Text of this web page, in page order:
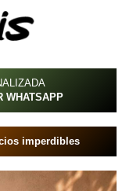
WHATSAPP
imperdibles